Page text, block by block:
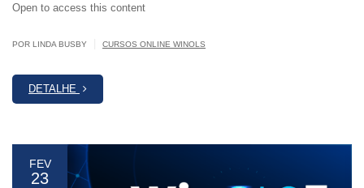
Open to access this content
POR LINDA BUSBY CURSOS ONLINE WINOLS
DETALHE
FEV
23